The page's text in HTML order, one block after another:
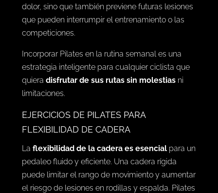
dolor, sino que también previene futuras lesiones
que pueden interrumpir el entrenamiento o las
competiciones.
Incorporar Pilates en la rutina semanal es una
estrategia inteligente para cualquier ciclista que
quiera disfrutar de sus rutas sin molestiasni
limitaciones.
EJERCICIOS DE PILATES PARA
FLEXIBILIDAD DE CADERA
La flexibilidad de la cadera es esencialpara un
pedaleo fluido y eficiente. Una cadera rígida
puede limitar el rango de movimiento y aumentar
el riesgo de lesiones en rodillas y espalda. Pilates